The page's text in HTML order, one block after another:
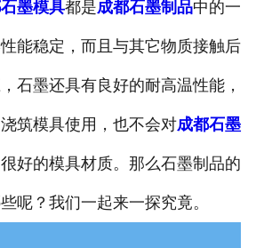
联系我们
墨模具都是成都石墨制品中的一
能稳定，而且与其它物质接触后
石墨还具有良好的耐高温性能，
筑模具使用，也不会对成都石墨
好的模具材质。那么石墨制品的
呢？我们一起来一探究竟。